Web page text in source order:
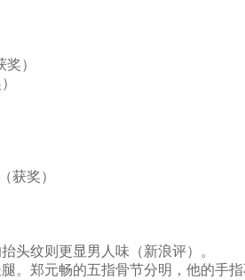
奖）
）
获奖）
头纹则更显男人味（新浪评）。
。郑元畅的五指骨节分明，他的